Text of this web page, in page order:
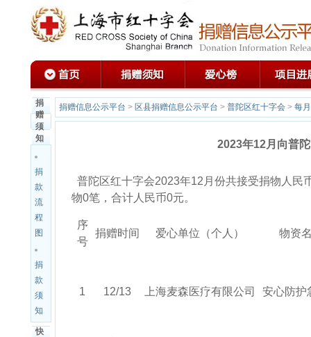
捐
赠
须
知
捐
款
流
程
图
捐
款
须
知
快
捐赠信息公示平台 > 区县捐赠信息公示平台 > 普陀区红十字会> 每
2023年12月向普
普陀区红十字会2023年12月份共接受捐物人民
物0笔，合计人民币0元。
序
号
捐赠时间 爱心单位（个人） 物资
1 12/13 上海麦森医疗有限公司 安心防护